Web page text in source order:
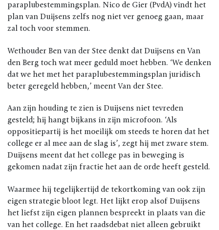
paraplubestemmingsplan. Nico de Gier (PvdA) vindt het
plan van Duijsens zelfs nog niet ver genoeg gaan, maar
zal toch voor stemmen.
Wethouder Ben van der Stee denkt dat Duijsens en Van
den Berg toch wat meer geduld moet hebben. ‘We denken
dat we het met het paraplubestemmingsplan juridisch
beter geregeld hebben,’ meent Van der Stee.
Aan zijn houding te zien is Duijsens niet tevreden
gesteld; hij hangt bijkans ín zijn microfoon. ‘Als
oppositiepartij is het moeilijk om steeds te horen dat het
college er al mee aan de slag is’, zegt hij met zware stem.
Duijsens meent dat het college pas in beweging is
gekomen nadat zijn fractie het aan de orde heeft gesteld.
Waarmee hij tegelijkertijd de tekortkoming van ook zijn
eigen strategie bloot legt. Het lijkt erop alsof Duijsens
het liefst zijn eigen plannen bespreekt in plaats van die
van het college. En het raadsdebat niet alleen gebruikt